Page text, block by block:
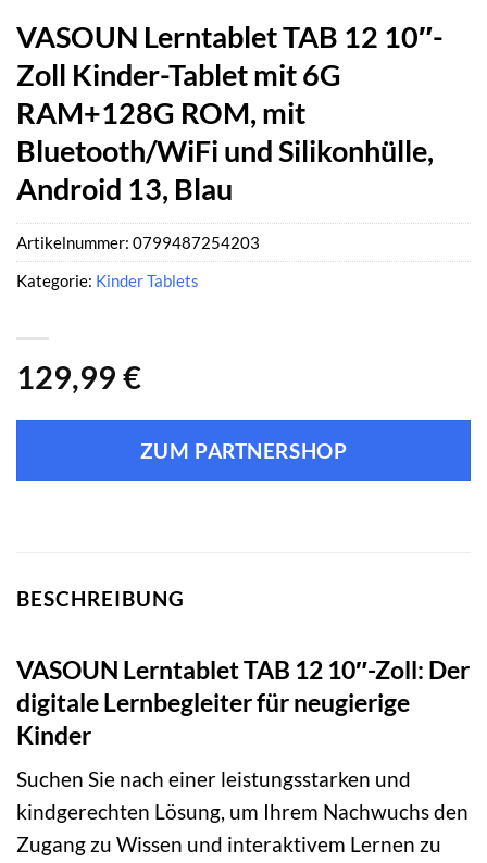
VASOUN Lerntablet TAB 12 10″-
Zoll Kinder-Tablet mit 6G
RAM+128G ROM, mit
Bluetooth/WiFi und Silikonhülle,
Android 13, Blau
129,99 €
ZUM PARTNERSHOP
Artikelnummer: 0799487254203
Kategorie: Kinder Tablets
BESCHREIBUNG
VASOUN Lerntablet TAB 12 10″-Zoll: Der
digitale Lernbegleiter für neugierige
Kinder
Suchen Sie nach einer leistungsstarken und
kindgerechten Lösung, um Ihrem Nachwuchs den
Zugang zu Wissen und interaktivem Lernen zu